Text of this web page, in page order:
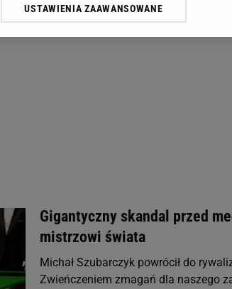
Gigantyczny skandal przed
mistrzowi świata
Michał Szubarczyk powrócił do
Zwieńczeniem zmagań dla naszego
Klikając „Akceptuję” wyrażasz też zgodę na
Zaufanych Partnerów i Agora S.A. na Twoim
USTAWIENIA ZAAWANSOWANE